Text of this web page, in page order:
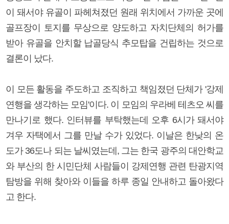
이 돼서야 유골이 파헤쳐졌던 원래 위치에서 가까운 곳에
골프장이 토지를 무상으로 양도하고 자치단체의 허가를
받아 유골을 안치할 납골당식 추모탑을 건립하는 것으로
결론이 났다.
이 모든 활동을 주도하고 조직하고 책임졌던 단체가 '강제
연행을 생각하는 모임'이다. 이 모임의 우라베 테츠오 씨를
만나기로 했다. 인터뷰를 부탁했는데 오후 6시가 돼서야
겨우 자택에서 그를 만날 수가 있었다. 이날은 한낮의 온
도가 36도나 되는 날씨였는데, 그는 한국 광주의 대안학교
와 부산의 한 시민단체 사람들이 강제연행 관련 탄광지역
탐방을 위해 찾아와 이들을 하루 종일 안내하고 돌아왔다
고 한다.